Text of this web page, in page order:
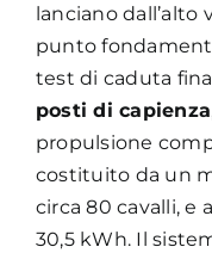
lanciano dall’alto
punto
test di caduta
posti di capienza
propulsione
costituito da un
circa 80 cavalli,
30,5 kWh. Il